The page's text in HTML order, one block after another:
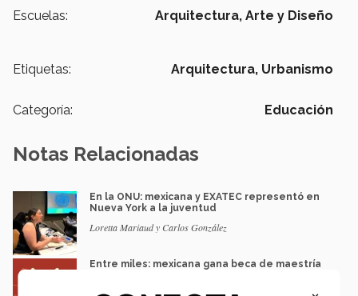
Escuelas: Arquitectura, Arte y Diseño
Etiquetas: Arquitectura, Urbanismo
Categoría: Educación
Notas Relacionadas
En la ONU: mexicana y EXATEC representó en
Nueva York a la juventud
Loretta Mariaud y Carlos González
Entre miles: mexicana gana beca de maestría